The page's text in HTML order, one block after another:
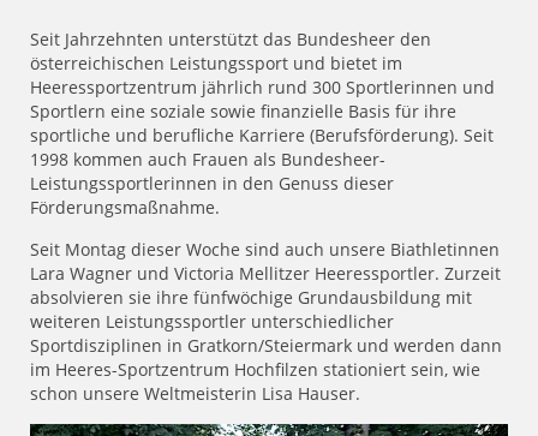
Seit Jahrzehnten unterstützt das Bundesheer den
österreichischen Leistungssport und bietet im
Heeressportzentrum jährlich rund 300 Sportlerinnen und
Sportlern eine soziale sowie finanzielle Basis für ihre
sportliche und berufliche Karriere (Berufsförderung). Seit
1998 kommen auch Frauen als Bundesheer-
Leistungssportlerinnen in den Genuss dieser
Förderungsmaßnahme.
Seit Montag dieser Woche sind auch unsere Biathletinnen
Lara Wagner und Victoria Mellitzer Heeressportler. Zurzeit
absolvieren sie ihre fünfwöchige Grundausbildung mit
weiteren Leistungssportler unterschiedlicher
Sportdisziplinen in Gratkorn/Steiermark und werden dann
im Heeres-Sportzentrum Hochfilzen stationiert sein, wie
schon unsere Weltmeisterin Lisa Hauser.